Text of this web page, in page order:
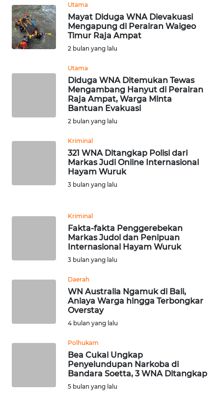
Utama
Mayat Diduga WNA Dievakuasi
Mengapung di Perairan Waigeo
Timur Raja Ampat
2 bulan yang lalu
Utama
Diduga WNA Ditemukan Tewas
Mengambang Hanyut di Perairan
Raja Ampat, Warga Minta
Bantuan Evakuasi
2 bulan yang lalu
Kriminal
321 WNA Ditangkap Polisi dari
Markas Judi Online Internasional
Hayam Wuruk
3 bulan yang lalu
Kriminal
Fakta-fakta Penggerebekan
Markas Judol dan Penipuan
Internasional Hayam Wuruk
3 bulan yang lalu
Daerah
WN Australia Ngamuk di Bali,
Aniaya Warga hingga Terbongkar
Overstay
4 bulan yang lalu
Polhukam
Bea Cukai Ungkap
Penyelundupan Narkoba di
Bandara Soetta, 3 WNA Ditangkap
5 bulan yang lalu
Wahana
News
Regional
WN
PAPUA
WN